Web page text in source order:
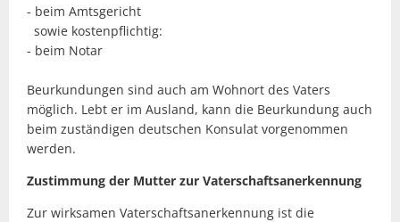
- beim Amtsgericht
sowie kostenpflichtig:
- beim Notar
Beurkundungen sind auch am Wohnort des Vaters
möglich. Lebt er im Ausland, kann die Beurkundung auch
beim zuständigen deutschen Konsulat vorgenommen
werden.
Zustimmung der Mutter zur Vaterschaftsanerkennung
Zur wirksamen Vaterschaftsanerkennung ist die